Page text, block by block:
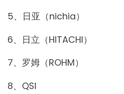
5、日亚（nichia）
6、日立（HITACHI）
7、罗姆（ROHM）
8、QSI